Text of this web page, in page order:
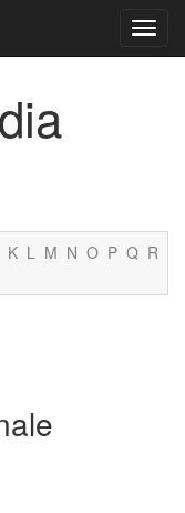
K L M N O P Q R